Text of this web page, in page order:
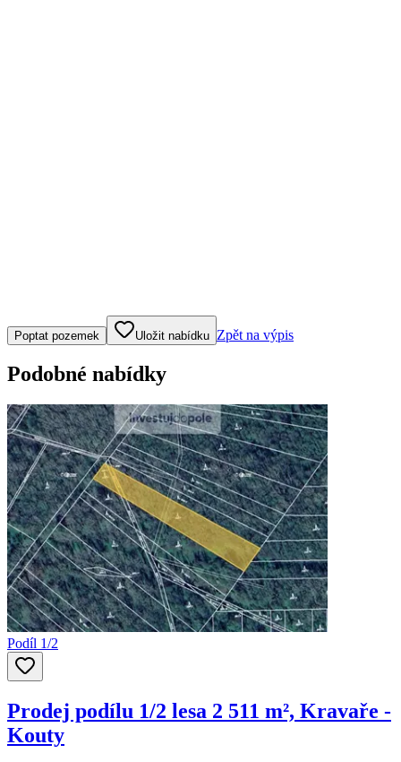
Klepněte nebo klikněte pro ovládání mapy
Poptat pozemek Uložit nabídku Zpět na výpis
Podobné nabídky
Podíl 1/2
Prodej podílu 1/2 lesa 2 511 m², Kravaře -
Kouty